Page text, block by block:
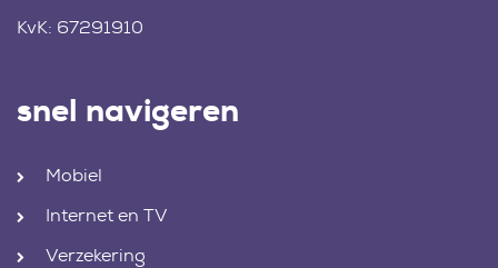
KvK: 67291910
snel navigeren
Mobiel
Internet en TV
Verzekering